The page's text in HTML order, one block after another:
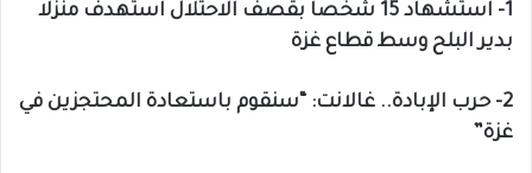
1- استشهاد 15 شخصا بقصف الاحتلال استهدف منزلا
بدير البلح وسط قطاع غزة
2- حرب الإبادة.. غالانت: “سنقوم باستعادة المحتجزين في
غزة”